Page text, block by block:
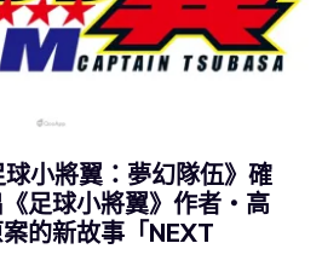
球小將翼：夢幻隊伍》確
足球小將翼》作者・高
的新故事「NEXT